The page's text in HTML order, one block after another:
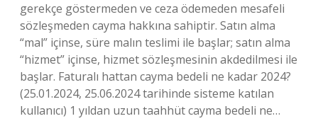
gerekçe göstermeden ve ceza ödemeden mesafeli
sözleşmeden cayma hakkına sahiptir. Satın alma
“mal” içinse, süre malın teslimi ile başlar; satın alma
“hizmet” içinse, hizmet sözleşmesinin akdedilmesi ile
başlar. Faturalı hattan cayma bedeli ne kadar 2024?
(25.01.2024, 25.06.2024 tarihinde sisteme katılan
kullanıcı) 1 yıldan uzun taahhüt cayma bedeli ne…